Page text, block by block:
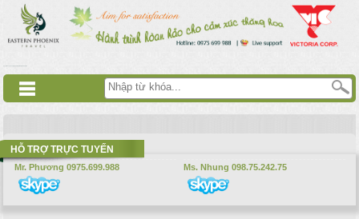
Nhảy đến nội dung
HỖ TRỢ TRỰC TUYẾN
Mr. Phương 0975.699.988 Ms. Nhung 098.75.242.75